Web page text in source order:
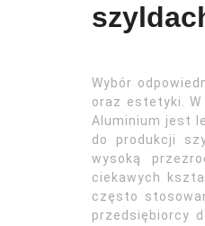
Wybór
oraz estetyki.
Aluminium jest
do produkcji
wysoką
ciekawych
często
przedsiębiorcy